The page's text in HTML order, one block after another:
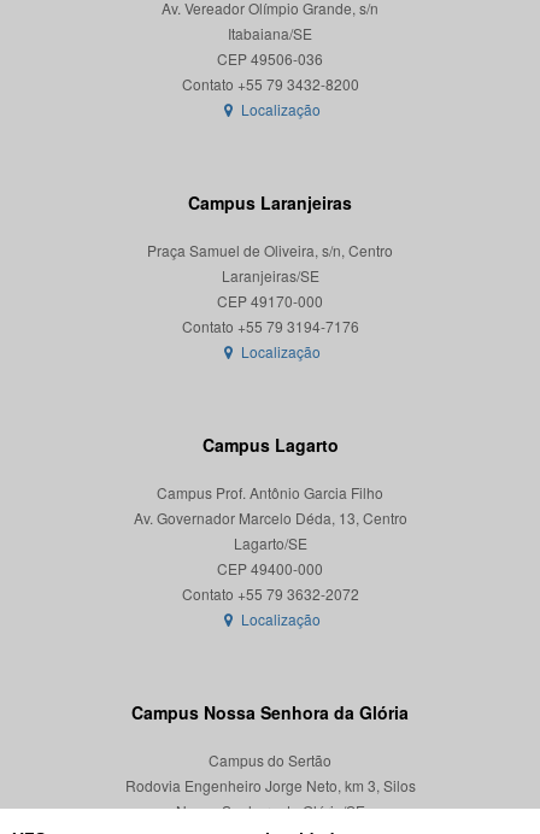
Av. Vereador Olímpio Grande, s/n
Itabaiana/SE
CEP 49506-036
Localização
Campus Laranjeiras
Praça Samuel de Oliveira, s/n, Centro
Laranjeiras/SE
CEP 49170-000
Localização
Campus Lagarto
Campus Prof. Antônio Garcia Filho
Av. Governador Marcelo Déda, 13, Centro
Lagarto/SE
CEP 49400-000
Localização
Campus Nossa Senhora da Glória
Campus do Sertão
Rodovia Engenheiro Jorge Neto, km 3, Silos
Nossa Senhora da Glória/SE